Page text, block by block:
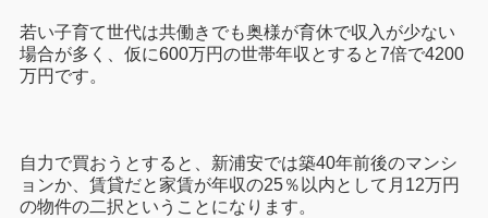
若い子育て世代は共働きでも奥様が育休で収入が少ない
場合が多く、仮に600万円の世帯年収とすると7倍で4200
万円です。
自力で買おうとすると、新浦安では築40年前後のマンシ
ョンか、賃貸だと家賃が年収の25％以内として月12万円
の物件の二択ということになります。